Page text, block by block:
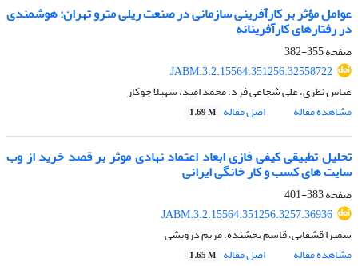
عوامل مؤثر بر کارآفرینی سازمانی در صنعت ریلی مترو تهران: هوشمندی
در رفتارهای کارآفرینانه
صفحه355-382
JABM.3.2.15564.351256.32558722
عباس نظری، علی شجاعی فرد، محمد امید، سهیلا جوکار
مشاهده مقاله
اصل مقاله 1.69 M
تحلیل تطبیقی کیفی فازی ابعاد اعتماد نهادی موثر بر قصد خرید از وب
سایت های کسب و کار خانگی ایرانی
صفحه383-401
JABM.3.2.15564.351256.3257.36936
سمیرا قشقایی، قاسم بخشنده، مریم درویشی
مشاهده مقاله
اصل مقاله 1.65 M